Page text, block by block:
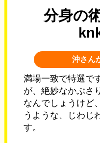
分身の
沖さん
満場一致で特選で
が、絶妙なかぶさ
なんでしょうけど
うような、じわじ
す。